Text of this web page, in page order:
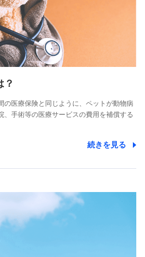
保険株式会社
）
おい生命保険株式会社
life.co.jp/）
命株式会社
)
）
少額短期保険
)
少額短期保険株式会社
insurance.com/）
短期保険株式会社
)
少額短期保険株式会社
x.co.jp/)
？
の医療保険と同じように、ペットが動物病
、手術等の医療サービスの費用を補償する
続きを見る